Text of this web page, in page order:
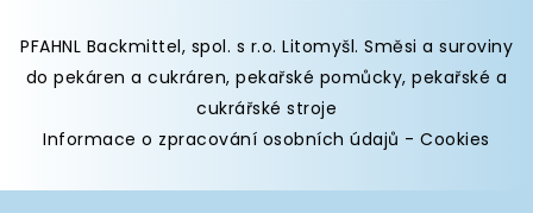
PFAHNL Backmittel, spol. s r.o. Litomyšl. Směsi a suroviny
do pekáren a cukráren,pekařské pomůcky,pekařské a
cukrářské stroje
Informace o zpracování osobních údajů -Cookies